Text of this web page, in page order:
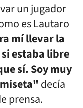
un jugador
es Lautaro
mí llevar la
estaba libre
sí. Soy muy
decía
prensa.